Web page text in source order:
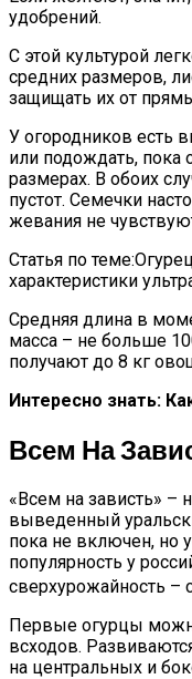
удобрений.
С этой культурой
средних размеров,
защищать их от
У огородников есть
или подождать, пока
размерах. В обоих
пустот. Семечки
жевания не
Статья по
характеристики
Средняя длина в
масса – не больше
получают до 8 кг
Интересно знать:
Всем На
«Всем на зависть» –
выведенный
пока не включен, но
популярность у
сверхурожайность –
Первые огурцы
всходов.
на центральных и